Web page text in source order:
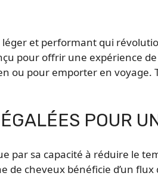
et performant qui
pour offrir une expérience
ou pour emporter en
POUR
par sa capacité à réduire le
cheveux bénéficie d’un